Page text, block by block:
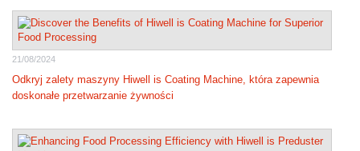
21/08/2024
Odkryj zalety maszyny Hiwell is Coating Machine, która zapewnia
doskonałe przetwarzanie żywności